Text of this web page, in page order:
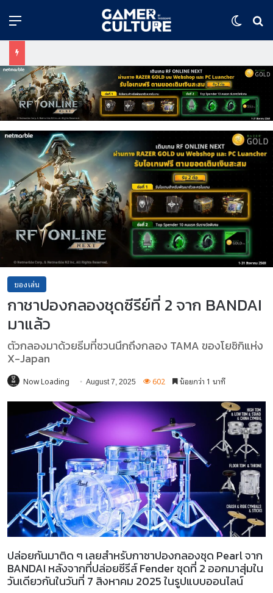
Menu
ของเล่น
กาชาปองกลองชุดซีรีย์ที่ 2 จาก BANDAI
มาแล้ว
ตัวกลองมาด้วยธีมที่ชวนนึกถึงกลอง TAMA ของโยชิกิแห่ง
X-Japan
Now Loading August 7, 2025 602 น้อยกว่า 1 นาที
ปล่อยกันมาติด ๆ เลยสำหรับกาชาปองกลองชุด Pearl จาก
BANDAI หลังจากที่ปล่อยซีรีส์ Fender ชุดที่ 2 ออกมาสุ่มใน
วันเดียวกันในวันที่ 7 สิงหาคม 2025 ในรูปแบบออนไลน์